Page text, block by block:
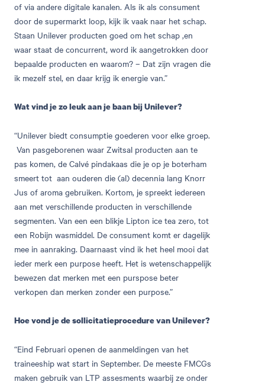
of via andere digitale kanalen. Als ik als consument
door de supermarkt loop, kijk ik vaak naar het schap.
Staan Unilever producten goed om het schap ,en
waar staat de concurrent, word ik aangetrokken door
bepaalde producten en waarom? – Dat zijn vragen die
ik mezelf stel, en daar krijg ik energie van.”
Wat vind je zo leuk aan je baan bij Unilever?
“Unilever biedt consumptie goederen voor elke groep.
Van pasgeborenen waar Zwitsal producten aan te
pas komen, de Calvé pindakaas die je op je boterham
smeert tot aan ouderen die (al) decennia lang Knorr
Jus of aroma gebruiken. Kortom, je spreekt iedereen
aan met verschillende producten in verschillende
segmenten. Van een een blikje Lipton ice tea zero, tot
een Robijn wasmiddel. De consument komt er dagelijk
mee in aanraking. Daarnaast vind ik het heel mooi dat
ieder merk een purpose heeft. Het is wetenschappelijk
bewezen dat merken met een purspose beter
verkopen dan merken zonder een purpose.”
Hoe vond je de sollicitatieprocedure van Unilever?
“Eind Februari openen de aanmeldingen van het
traineeship wat start in September. De meeste FMCGs
maken gebruik van LTP assesments waarbij ze onder